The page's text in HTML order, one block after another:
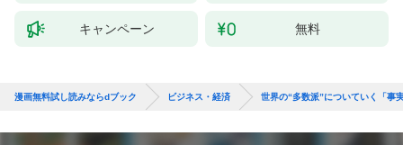
キャンペーン 無料
漫画無料試し読みならdブック ビジネス・経済 世界の“多数派”についていく「事